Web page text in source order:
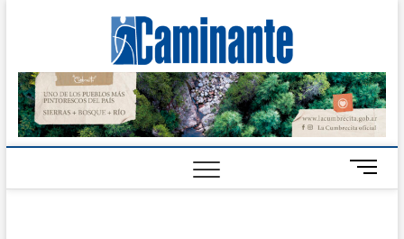
Digital
CALAMUCHITA
B
o